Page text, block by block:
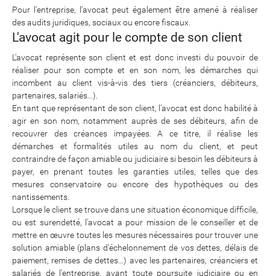
Pour l'entreprise, l'avocat peut également être amené à réaliser
des audits juridiques, sociaux ou encore fiscaux.
L'avocat agit pour le compte de son client
L'avocat représente son client et est donc investi du pouvoir de
réaliser pour son compte et en son nom, les démarches qui
incombent au client vis-à-vis des tiers (créanciers, débiteurs,
partenaires, salariés…).
En tant que représentant de son client, l'avocat est donc habilité à
agir en son nom, notamment auprès de ses débiteurs, afin de
recouvrer des créances impayées. A ce titre, il réalise les
démarches et formalités utiles au nom du client, et peut
contraindre de façon amiable ou judiciaire si besoin les débiteurs à
payer, en prenant toutes les garanties utiles, telles que des
mesures conservatoire ou encore des hypothèques ou des
nantissements.
Lorsque le client se trouve dans une situation économique difficile,
ou est surendetté, l'avocat a pour mission de le conseiller et de
mettre en œuvre toutes les mesures nécessaires pour trouver une
solution amiable (plans d'échelonnement de vos dettes, délais de
paiement, remises de dettes…) avec les partenaires, créanciers et
salariés de l'entreprise, avant toute poursuite judiciaire ou en